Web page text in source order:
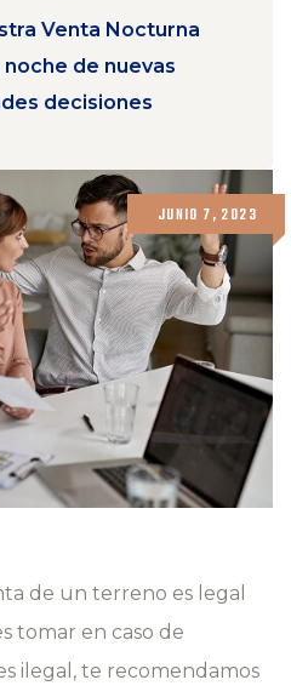
JUNIO 7, 2023
de un terreno es legal
tomar en caso de
ilegal, te recomendamos
Venta Nocturna
de nuevas
decisiones